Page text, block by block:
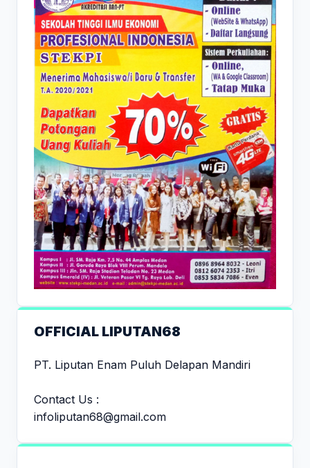
OFFICIAL LIPUTAN68
PT. Liputan Enam Puluh Delapan Mandiri
Contact Us :
infoliputan68@gmail.com